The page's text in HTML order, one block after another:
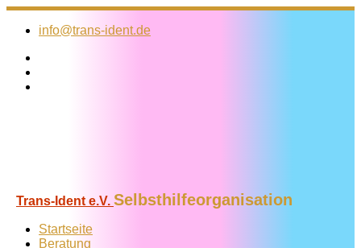
Zum
Inhalt
info@trans-ident.de
Trans-Ident e.V. Selbsthilfeorganisation
Startseite
Beratung